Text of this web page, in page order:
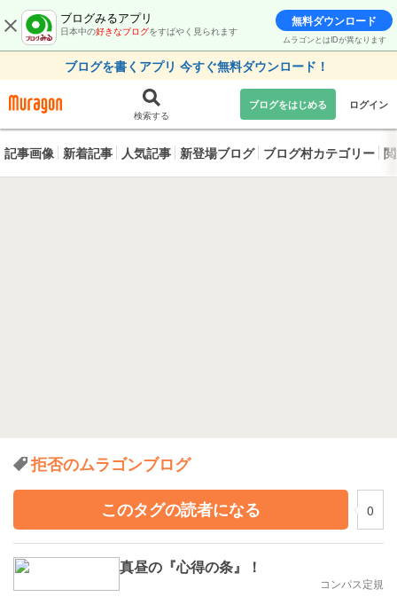
ブログみるアプリ
日本中の好きなブログをすばやく見られます
無料ダウンロード
ムラゴンとはIDが異なります
ブログを書くアプリ 今すぐ無料ダウンロード！
検索する
ブログをはじめる ログイン
記事画像 新着記事 人気記事 新登場ブログ ブログ村カテゴリー
拒否のムラゴンブログ
このタグの読者になる
0
真昼の『心得の条』！
コンパス定規